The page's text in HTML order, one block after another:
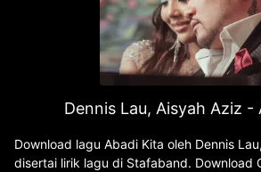
Dennis Lau, Aisyah Aziz -
Download lagu Abadi Kita oleh Dennis
disertai lirik lagu di Stafaband. Download